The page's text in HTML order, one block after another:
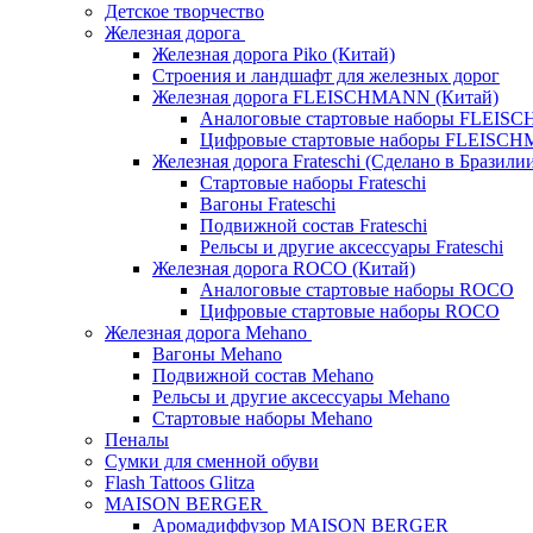
Детское творчество
Железная дорога
Железная дорога Piko (Китай)
Строения и ландшафт для железных дорог
Железная дорога FLEISCHMANN (Китай)
Аналоговые стартовые наборы
Цифровые стартовые наборы
Железная дорога Frateschi (Сделано в
Стартовые наборы Frateschi
Вагоны Frateschi
Подвижной состав Frateschi
Рельсы и другие аксессуары Frateschi
Железная дорога ROCO (Китай)
Аналоговые стартовые наборы ROCO
Цифровые стартовые наборы ROCO
Железная дорога Mehano
Вагоны Mehano
Подвижной состав Mehano
Рельсы и другие аксессуары Mehano
Стартовые наборы Mehano
Пеналы
Сумки для сменной обуви
Flash Tattoos Glitza
MAISON BERGER
Аромадиффузор MAISON BERGER